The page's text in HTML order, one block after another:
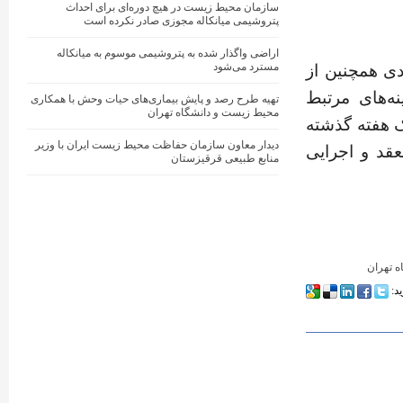
همچنین از
مرتبط
هفته گذشته
و اجرایی
تهران
سازمان محیط زیست در هیچ دوره‌ای برای احداث
پتروشیمی میانکاله مجوزی صادر نکرده است
اراضی واگذار شده به پتروشیمی موسوم به میانکاله
مسترد می‌شود
تهیه طرح رصد و پایش بیماری‌های حیات وحش با همکاری
محیط زیست و دانشگاه تهران
دیدار معاون سازمان حفاظت محیط زیست ایران با وزیر
منابع طبیعی قرقیزستان